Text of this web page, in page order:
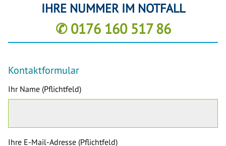
IHRE NUMMER IM NOTFALL
✆ 0176 160 517 86
Kontaktformular
Ihr Name (Pflichtfeld)
Ihre E-Mail-Adresse (Pflichtfeld)